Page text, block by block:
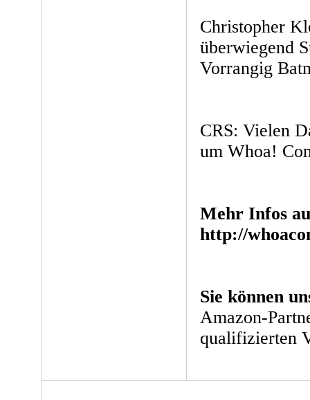
Christopher
überwiegend
Vorrangig
CRS: Vielen
um Whoa!
Mehr Infos
http://
Sie können
Amazon-
qualifizierten